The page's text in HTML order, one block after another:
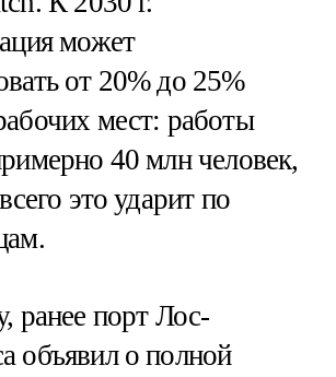
может
от 20% до 25%
мест: работы
40 млн человек,
это ударит по
ранее порт Лос-
объявил о полной